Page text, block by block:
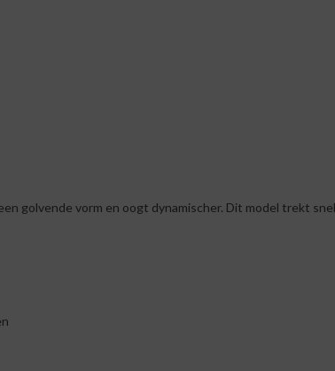
golvende vorm en oogt dynamischer. Dit model trekt